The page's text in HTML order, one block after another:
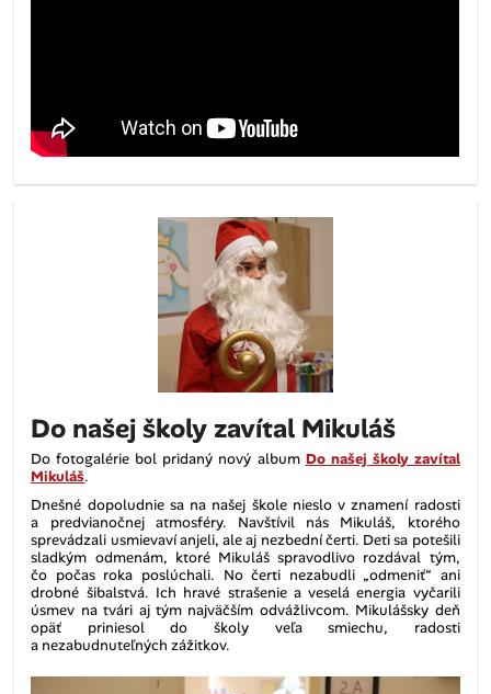
Do našej školy zavítal Mikuláš
Do fotogalérie bol pridaný nový album Do našej školy zavítal
Mikuláš.
Dnešné dopoludnie sa na našej škole nieslo v znamení radosti
a predvianočnej atmosféry. Navštívil nás Mikuláš, ktorého
sprevádzali usmievaví anjeli, ale aj nezbední čerti. Deti sa potešili
sladkým odmenám, ktoré Mikuláš spravodlivo rozdával tým,
čo počas roka poslúchali. No čerti nezabudli „odmeniť“ ani
drobné šibalstvá. Ich hravé strašenie a veselá energia vyčarili
úsmev na tvári aj tým najväčším odvážlivcom. Mikulášsky deň
opäť priniesol do školy veľa smiechu, radosti
a nezabudnuteľných zážitkov.